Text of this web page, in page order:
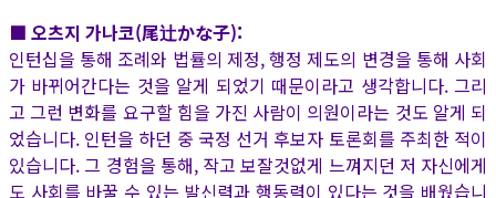
■ 오츠지 가나코(尾辻かな子):
인턴십을 통해 조례와 법률의 제정, 행정 제도의 변경을 통해 사회
가 바뀌어간다는 것을 알게 되었기 때문이라고 생각합니다. 그리
고 그런 변화를 요구할 힘을 가진 사람이 의원이라는 것도 알게 되
었습니다. 인턴을 하던 중 국정 선거 후보자 토론회를 주최한 적이
있습니다. 그 경험을 통해, 작고 보잘것없게 느껴지던 저 자신에게
도 사회를 바꿀 수 있는 발신력과 행동력이 있다는 것을 배웠습니